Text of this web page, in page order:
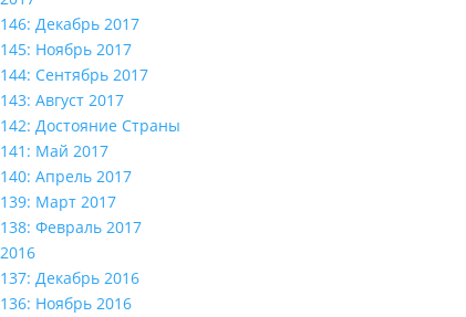
146: Декабрь 2017
145: Ноябрь 2017
144: Сентябрь 2017
143: Август 2017
142: Достояние Страны
141: Май 2017
140: Апрель 2017
139: Март 2017
138: Февраль 2017
2016
137: Декабрь 2016
136: Ноябрь 2016